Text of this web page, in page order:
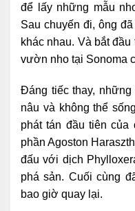
để lấy những mẫu
Sau chuyến đi, ông
khác nhau. Và bắt
vườn nho tại Sonoma
Đáng tiếc thay,
nâu và không thể
phát tán đầu tiên của
phần Agoston
đấu với dịch
phá sản. Cuối cùng
bao giờ quay lại.